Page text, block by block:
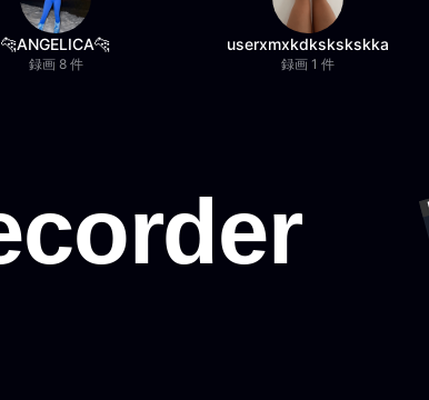
🐆ANGELICA🐆
録画 8 件
userxmxkdkskskskka
録画 1 件